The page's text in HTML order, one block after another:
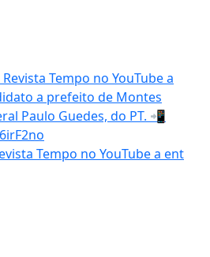
Tempo no YouTube a ent